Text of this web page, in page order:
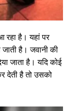
रहा है। यहां पर
है। जवानी की
जाता है। यदि कोई
देती है तो उसको